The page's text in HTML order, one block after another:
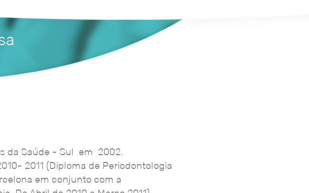
da Saúde - Sul em 2002.
2011 (Diploma de Periodontologia
em conjunto com a